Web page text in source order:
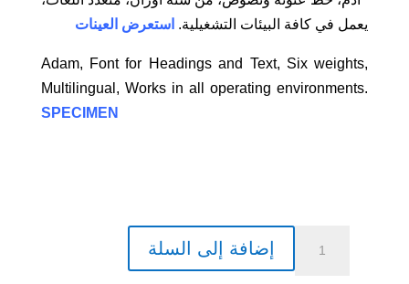
يعمل في كافة البيئات التشغيلية. استعرض العينات
Adam, Font for Headings and Text, Six weights,
Multilingual, Works in all operating environments.
SPECIMEN
إضافة إلى السلة